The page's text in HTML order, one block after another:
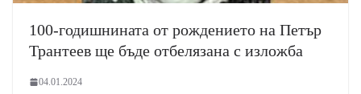
100-годишнината от рождението на Петър
Трантеев ще бъде отбелязана с изложба
04.01.2024